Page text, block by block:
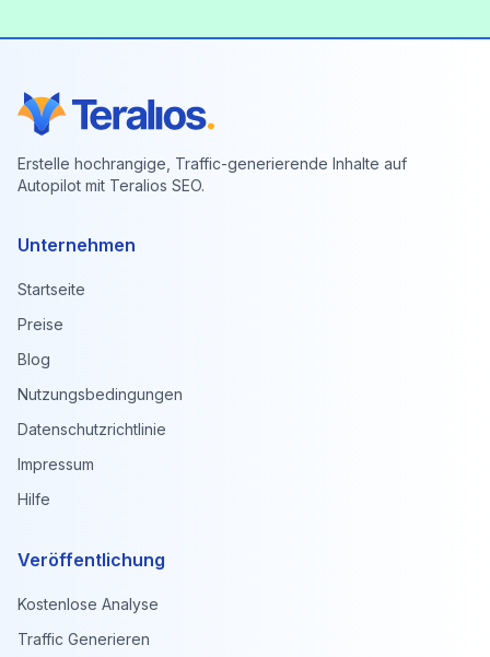
Erstelle hochrangige, Traffic-generierende Inhalte auf
Autopilot mit Teralios SEO.
Unternehmen
Startseite
Preise
Blog
Nutzungsbedingungen
Datenschutzrichtlinie
Impressum
Hilfe
Veröffentlichung
Kostenlose Analyse
Traffic Generieren